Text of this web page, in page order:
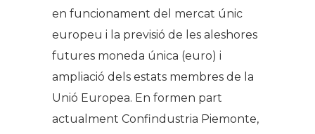
en funcionament del mercat únic
europeu i la previsió de les aleshores
futures moneda única (euro) i
ampliació dels estats membres de la
Unió Europea. En formen part
actualment Confindustria Piemonte,